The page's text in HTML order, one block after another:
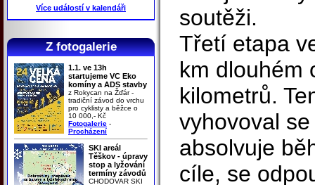
Více událostí v kalendáři
Z fotogalerie
1.1. ve 13h
startujeme VC Eko
komíny a ADS stavby
z Rokycan na Žďár -
tradiční závod do vrchu
pro cyklisty a běžce o
10 000,- Kč
Fotogalerie -
Procházení
SKI areál
Těškov - úpravy
stop a lyžování
termíny závodů
CHODOVAR SKI
soutěži.
Třetí etapa
km dlouhém
kilometrů.
vyhovoval
absolvuje
cíle, se